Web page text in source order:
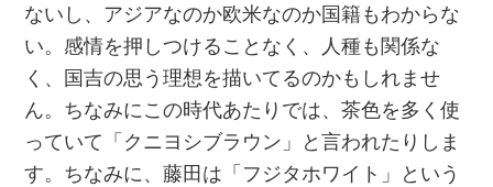
ないし、アジアなのか欧米なのか国籍もわからな
い。感情を押しつけることなく、人種も関係な
く、国吉の思う理想を描いてるのかもしれませ
ん。ちなみにこの時代あたりでは、茶色を多く使
っていて「クニヨシブラウン」と言われたりしま
す。ちなみに、藤田は「フジタホワイト」という